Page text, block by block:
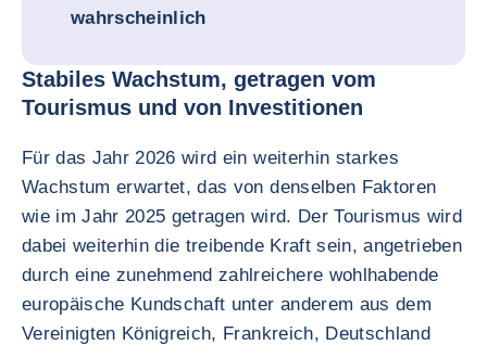
wahrscheinlich
Stabiles Wachstum, getragen vom
Tourismus und von Investitionen
Für das Jahr 2026 wird ein weiterhin starkes
Wachstum erwartet, das von denselben Faktoren
wie im Jahr 2025 getragen wird. Der Tourismus wird
dabei weiterhin die treibende Kraft sein, angetrieben
durch eine zunehmend zahlreichere wohlhabende
europäische Kundschaft unter anderem aus dem
Vereinigten Königreich, Frankreich, Deutschland